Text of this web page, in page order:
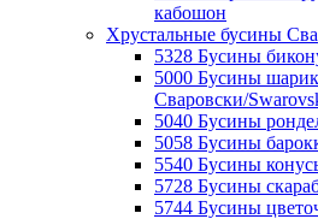
кабошон
Хрустальные бусины
5328 Бусины
5000 Бусины
Сваровски/
5040 Бусины
5058 Бусины
5540 Бусины
5728 Бусины
5744 Бусины